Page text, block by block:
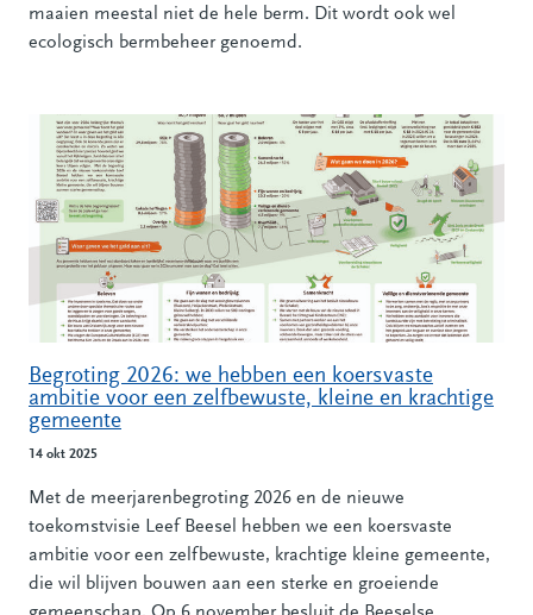
maaien meestal niet de hele berm. Dit wordt ook wel
ecologisch bermbeheer genoemd.
Begroting 2026: we hebben een koersvaste
ambitie voor een zelfbewuste, kleine en krachtige
gemeente
14 okt 2025
Met de meerjarenbegroting 2026 en de nieuwe
toekomstvisie Leef Beesel hebben we een koersvaste
ambitie voor een zelfbewuste, krachtige kleine gemeente,
die wil blijven bouwen aan een sterke en groeiende